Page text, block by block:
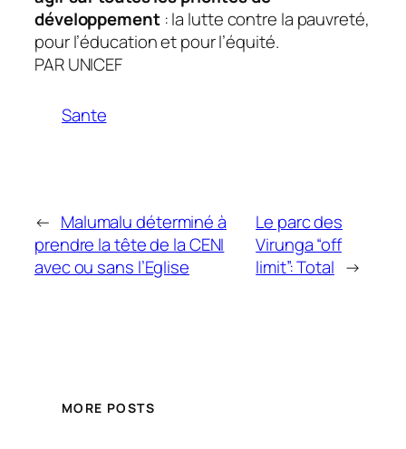
développement: la lutte contre la pauvreté,
pour l’éducation et pour l’équité.
PAR UNICEF
Sante
← Malumalu d éterminé à
prendre la tête de la CENI
avec ou sans l’Eglise
Le parc des
Virunga “off
limit”: Total →
MORE POSTS